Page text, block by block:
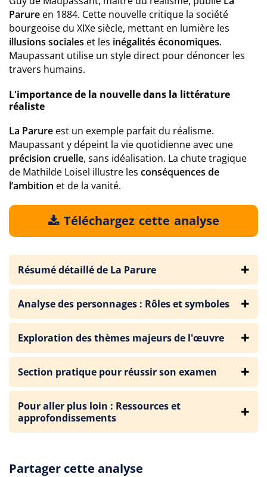
Parure en 1884. Cette nouvelle critique la société
bourgeoise du XIXe siècle, mettant en lumière les
illusions sociales et les inégalités économiques.
Maupassant utilise un style direct pour dénoncer les
travers humains.
L'importance de la nouvelle dans la littérature
réaliste
La Parure est un exemple parfait du réalisme.
Maupassant y dépeint la vie quotidienne avec une
précision cruelle, sans idéalisation. La chute tragique
de Mathilde Loisel illustre les conséquences de
l’ambition et de la vanité.
Téléchargez cette analyse
Résumé détaillé de La Parure
Analyse des personnages : Rôles et symboles
Exploration des thèmes majeurs de l'œuvre
Section pratique pour réussir son examen
Pour aller plus loin : Ressources et
approfondissements
Partager cette analyse